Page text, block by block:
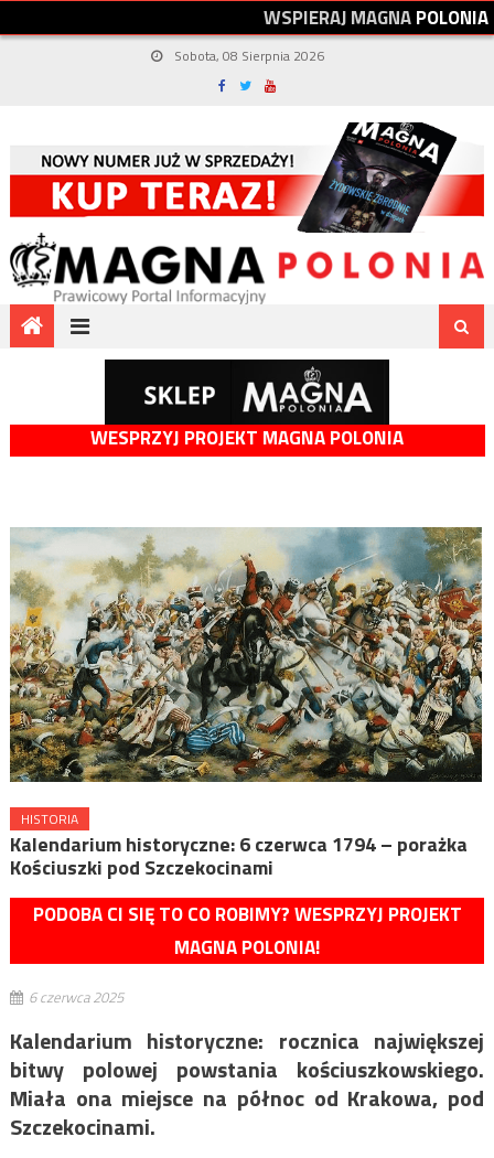
WSPIERAJMAGNAPOLONIA
Sobota, 08 Sierpnia 2026
WESPRZYJ PROJEKT MAGNA POLONIA
HISTORIA
Kalendarium historyczne: 6 czerwca 1794 – porażka
Kościuszki pod Szczekocinami
PODOBA CI SIĘ TO CO ROBIMY? WESPRZYJ PROJEKT
MAGNA POLONIA!
6 czerwca 2025
Kalendarium historyczne: rocznica największej
bitwy polowej powstania kościuszkowskiego.
Miała ona miejsce na północ od Krakowa, pod
Szczekocinami.